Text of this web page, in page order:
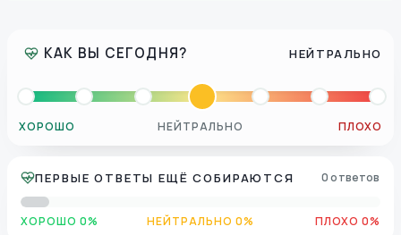
КАК ВЫ СЕГОДНЯ? НЕЙТРАЛЬНО
ХОРОШО НЕЙТРАЛЬНО ПЛОХО
ПЕРВЫЕ ОТВЕТЫ ЕЩЁ СОБИРАЮТСЯ 0 ответов
ХОРОШО 0% НЕЙТРАЛЬНО 0% ПЛОХО 0%